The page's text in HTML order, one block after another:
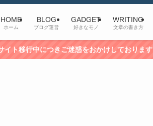
HOME
ホーム
BLOG
ブログ運営
GADGET
好きなモノ
WRITING
文章の書き方
行中につきご迷惑をおかけしております・・・